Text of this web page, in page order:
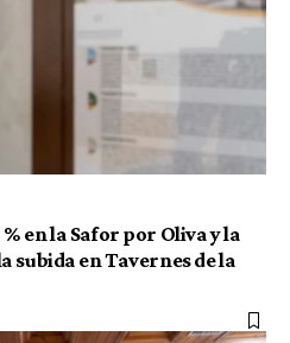
en la Safor por Oliva y la
subida en Tavernes de la